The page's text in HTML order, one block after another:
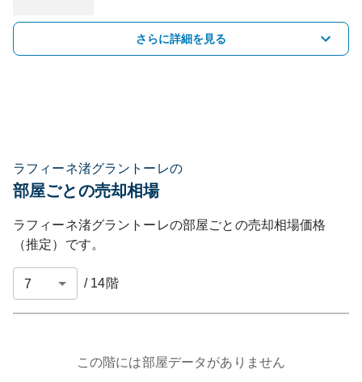
さらに詳細を見る
ラフィーネ渚グラントーレの
部屋ごとの売却相場
ラフィーネ渚グラントーレの部屋ごとの売却相場価格
（推定）です。
/ 14階
この階には部屋データがありません